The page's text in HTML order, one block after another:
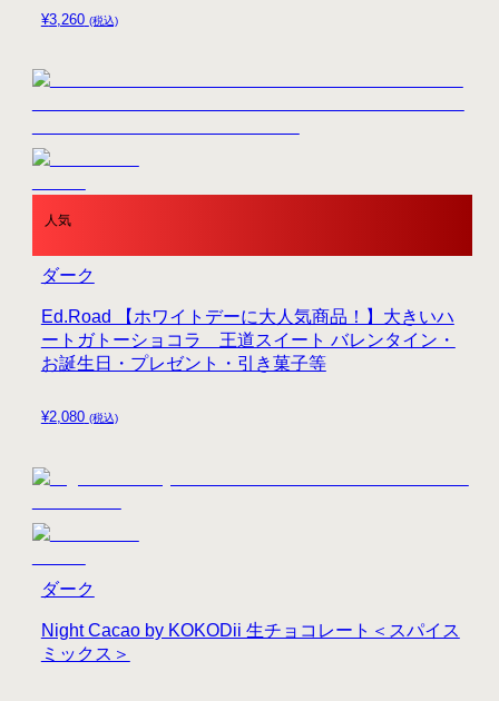
¥3,260 (税込)
人気
¥2,080 (税込)
Ed.Road 【ホワイトデーに大人気商品！】大きいハ
ートガトーショコラ 王道スイート バレンタイン・
お誕生日・プレゼント・引き菓子等
ダーク
Night Cacao by KOKODii 生チョコレート＜スパイス
ミックス＞
ダーク